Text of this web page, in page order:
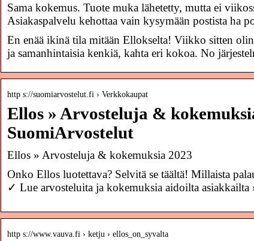
Sama kokemus. Tuote muka lähetetty, mutta ei
Asiakaspalvelu kehottaa vain kysymään postista ha
En enää ikinä tila mitään Ellokselta! Viikko sitten
ja samanhintaisia kenkiä, kahta eri kokoa. No
http s://suomiarvostelut.fi › Verkkokaupat
Ellos » Arvosteluja &
SuomiArvostelut
Ellos » Arvosteluja & kokemuksia 2023
Onko Ellos luotettava? Selvitä se täältä! Millaista
✓ Lue arvosteluita ja kokemuksia aidoilta asiakkailta
http s://www.vauva.fi › ketju › ellos_on_syvalta